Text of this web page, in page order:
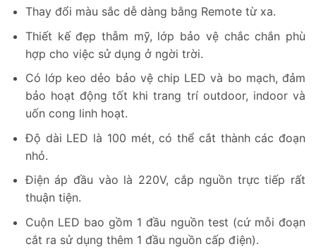
Thay đổi màu sắc dễ dàng bằng Remote từ xa.
Thiết kế đẹp thẫm mỹ, lớp bảo vệ chắc chắn phù
hợp cho việc sử dụng ở ngời trời.
Có lớp keo dẻo bảo vệ chip LED và bo mạch, đảm
bảo hoạt động tốt khi trang trí outdoor, indoor và
uốn cong linh hoạt.
Độ dài LED là 100 mét, có thể cắt thành các đoạn
nhỏ.
Điện áp đầu vào là 220V, cắp nguồn trực tiếp rất
thuận tiện.
Cuộn LED bao gồm 1 đầu nguồn test (cứ mỗi đoạn
cắt ra sử dụng thêm 1 đầu nguồn cấp điện).